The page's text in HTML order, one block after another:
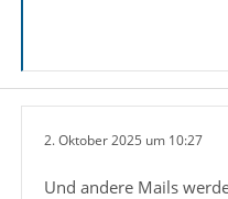
2. Oktober 2025 um 10:27
Und andere Mails